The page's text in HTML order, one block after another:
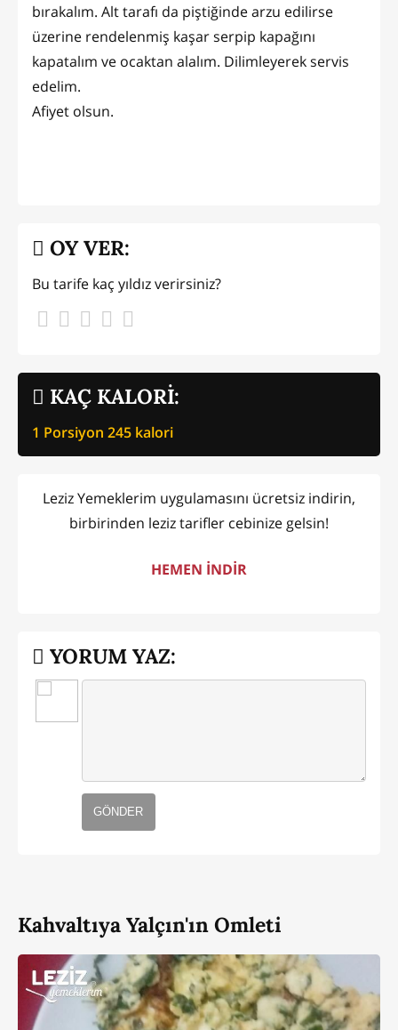
bırakalım. Alt tarafı da piştiğinde arzu edilirse
üzerine rendelenmiş kaşar serpip kapağını
kapatalım ve ocaktan alalım. Dilimleyerek servis
edelim.
Afiyet olsun.
KAÇ KALORİ:
1 Porsiyon 245 kalori
OY VER:
Bu tarife kaç yıldız verirsiniz?
Leziz Yemeklerim uygulamasını ücretsiz indirin,
birbirinden leziz tarifler cebinize gelsin!
HEMEN İNDİR
YORUM YAZ:
GÖNDER
Kahvaltıya Yalçın'ın Omleti